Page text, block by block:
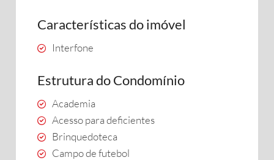
Características do imóvel
Interfone
Estrutura do Condomínio
Academia
Acesso para deficientes
Brinquedoteca
Campo de futebol